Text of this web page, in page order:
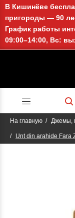
В Кишинёве
пригороды — 90
График работы
09:00–14:00, Вс:
На главную Джемы,
Unt din arahide Fara